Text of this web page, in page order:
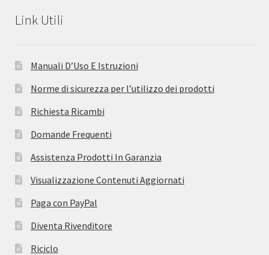
Link Utili
Manuali D’Uso E Istruzioni
Norme di sicurezza per l’utilizzo dei prodotti
Richiesta Ricambi
Domande Frequenti
Assistenza Prodotti In Garanzia
Visualizzazione Contenuti Aggiornati
Paga con PayPal
Diventa Rivenditore
Riciclo